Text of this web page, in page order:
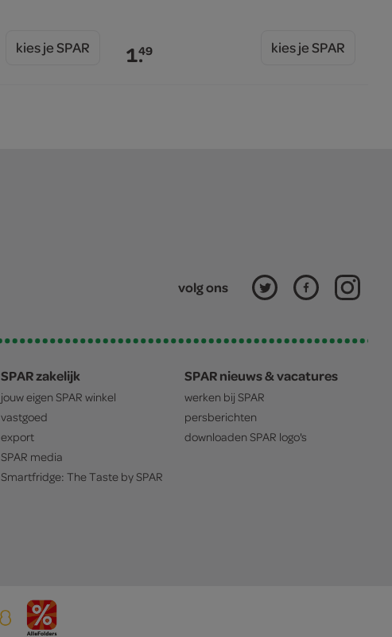
kies je SPAR 1.49 kies je SPAR
volg ons
SPAR zakelijk
jouw eigen SPAR winkel
vastgoed
export
SPAR media
Smartfridge: The Taste bySPAR
SPAR nieuws & vacatures
werken bij SPAR
persberichten
downloaden SPAR logo's